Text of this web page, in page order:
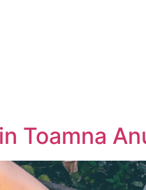
Toamna